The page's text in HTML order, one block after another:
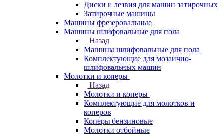
Диски и лезвия для машин затирочных
Затирочные машины
Машины фрезеровальные
Машины шлифовальные для пола
Назад
Машины шлифовальные для пола
Комплектующие для мозаично-
шлифовальных машин
Молотки и коперы
Назад
Молотки и коперы
Комплектующие для молотков и
коперов
Коперы бензиновые
Молотки отбойные